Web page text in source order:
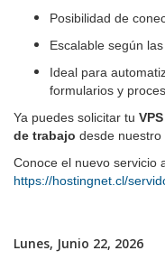
Posibilidad de
Escalable según
Ideal para
formularios y
Ya puedes solicitar tu
de trabajo desde nuestro
Conoce el nuevo servicio
https://hostingnet.cl/
Lunes, Junio 22, 2026